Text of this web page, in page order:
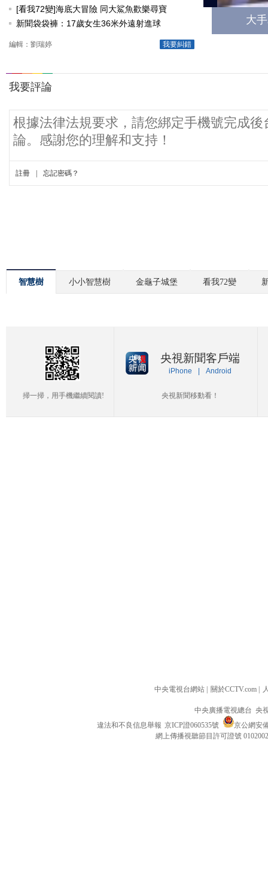
[看我72變]海底大冒險 同大鯊魚歡樂尋寶
新聞袋袋褲：17歲女生36米外遠射進球
我要糾錯
編輯：劉瑞婷
大
智慧樹 小小智慧樹 金龜子城堡 看我72變
掃一掃，用手機繼續閱讀!
央視新聞客戶端
iPhone Android
央視新聞移動看！
中央電視台網站 關於CCTV.com
中央廣播電視總台 央
違法和不良信息舉報 京ICP證060535號
京公網安
網上傳播視聽節目許可證號